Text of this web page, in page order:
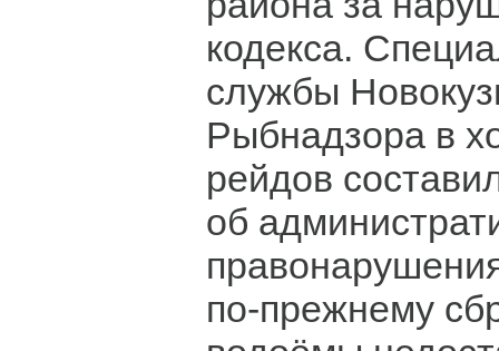
кодекса.
службы
Рыбнадзора в
рейдов
об
по-прежнему